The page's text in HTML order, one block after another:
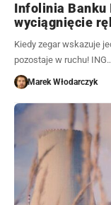
Infolinia Banku
wyciągnięcie
Kiedy zegar wskazuje
pozostaje w ruchu!
Marek Włodarczyk